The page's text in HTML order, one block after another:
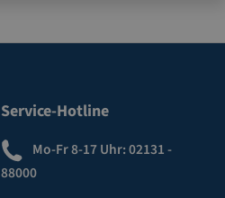
Service-Hotline
Mo-Fr 8-17 Uhr:02131 -
88000